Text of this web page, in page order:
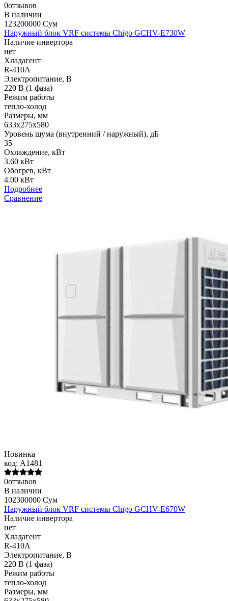
0отзывов
В наличии
123200000 Сум
Наружный блок VRF системы Chigo GCHV-E730W
Наличие инвертора
нет
Хладагент
R-410A
Электропитание, В
220 В (1 фаза)
Режим работы
тепло-холод
Размеры, мм
633х275х580
Уровень шума (внутренний / наружный), дБ
35
Охлаждение, кВт
3.60 кВт
Обогрев, кВт
4.00 кВт
Подробнее
Сравнение
Новинка
код: A1481
0отзывов
В наличии
102300000 Сум
Наружный блок VRF системы Chigo GCHV-E670W
Наличие инвертора
нет
Хладагент
R-410A
Электропитание, В
220 В (1 фаза)
Режим работы
тепло-холод
Размеры, мм